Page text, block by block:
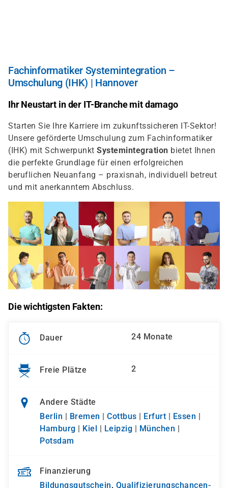
Fachinformatiker Systemintegration –
Umschulung (IHK) | Hannover
Ihr Neustart in der IT-Branche mit damago
Starten Sie Ihre Karriere im zukunftssicheren IT-Sektor!
Unsere geförderte Umschulung zum Fachinformatiker
(IHK) mit Schwerpunkt Systemintegration bietet Ihnen
die perfekte Grundlage für einen erfolgreichen
beruflichen Neuanfang – praxisnah, individuell betreut
und mit anerkanntem Abschluss.
Die wichtigsten Fakten:
Dauer 24 Monate
Freie Plätze 2
Andere Städte
Berlin | Bremen | Cottbus | Erfurt | Essen |
Hamburg | Kiel | Leipzig | München |
Potsdam
Finanzierung
Bildungsgutschein, Qualifizierungs­chancen­